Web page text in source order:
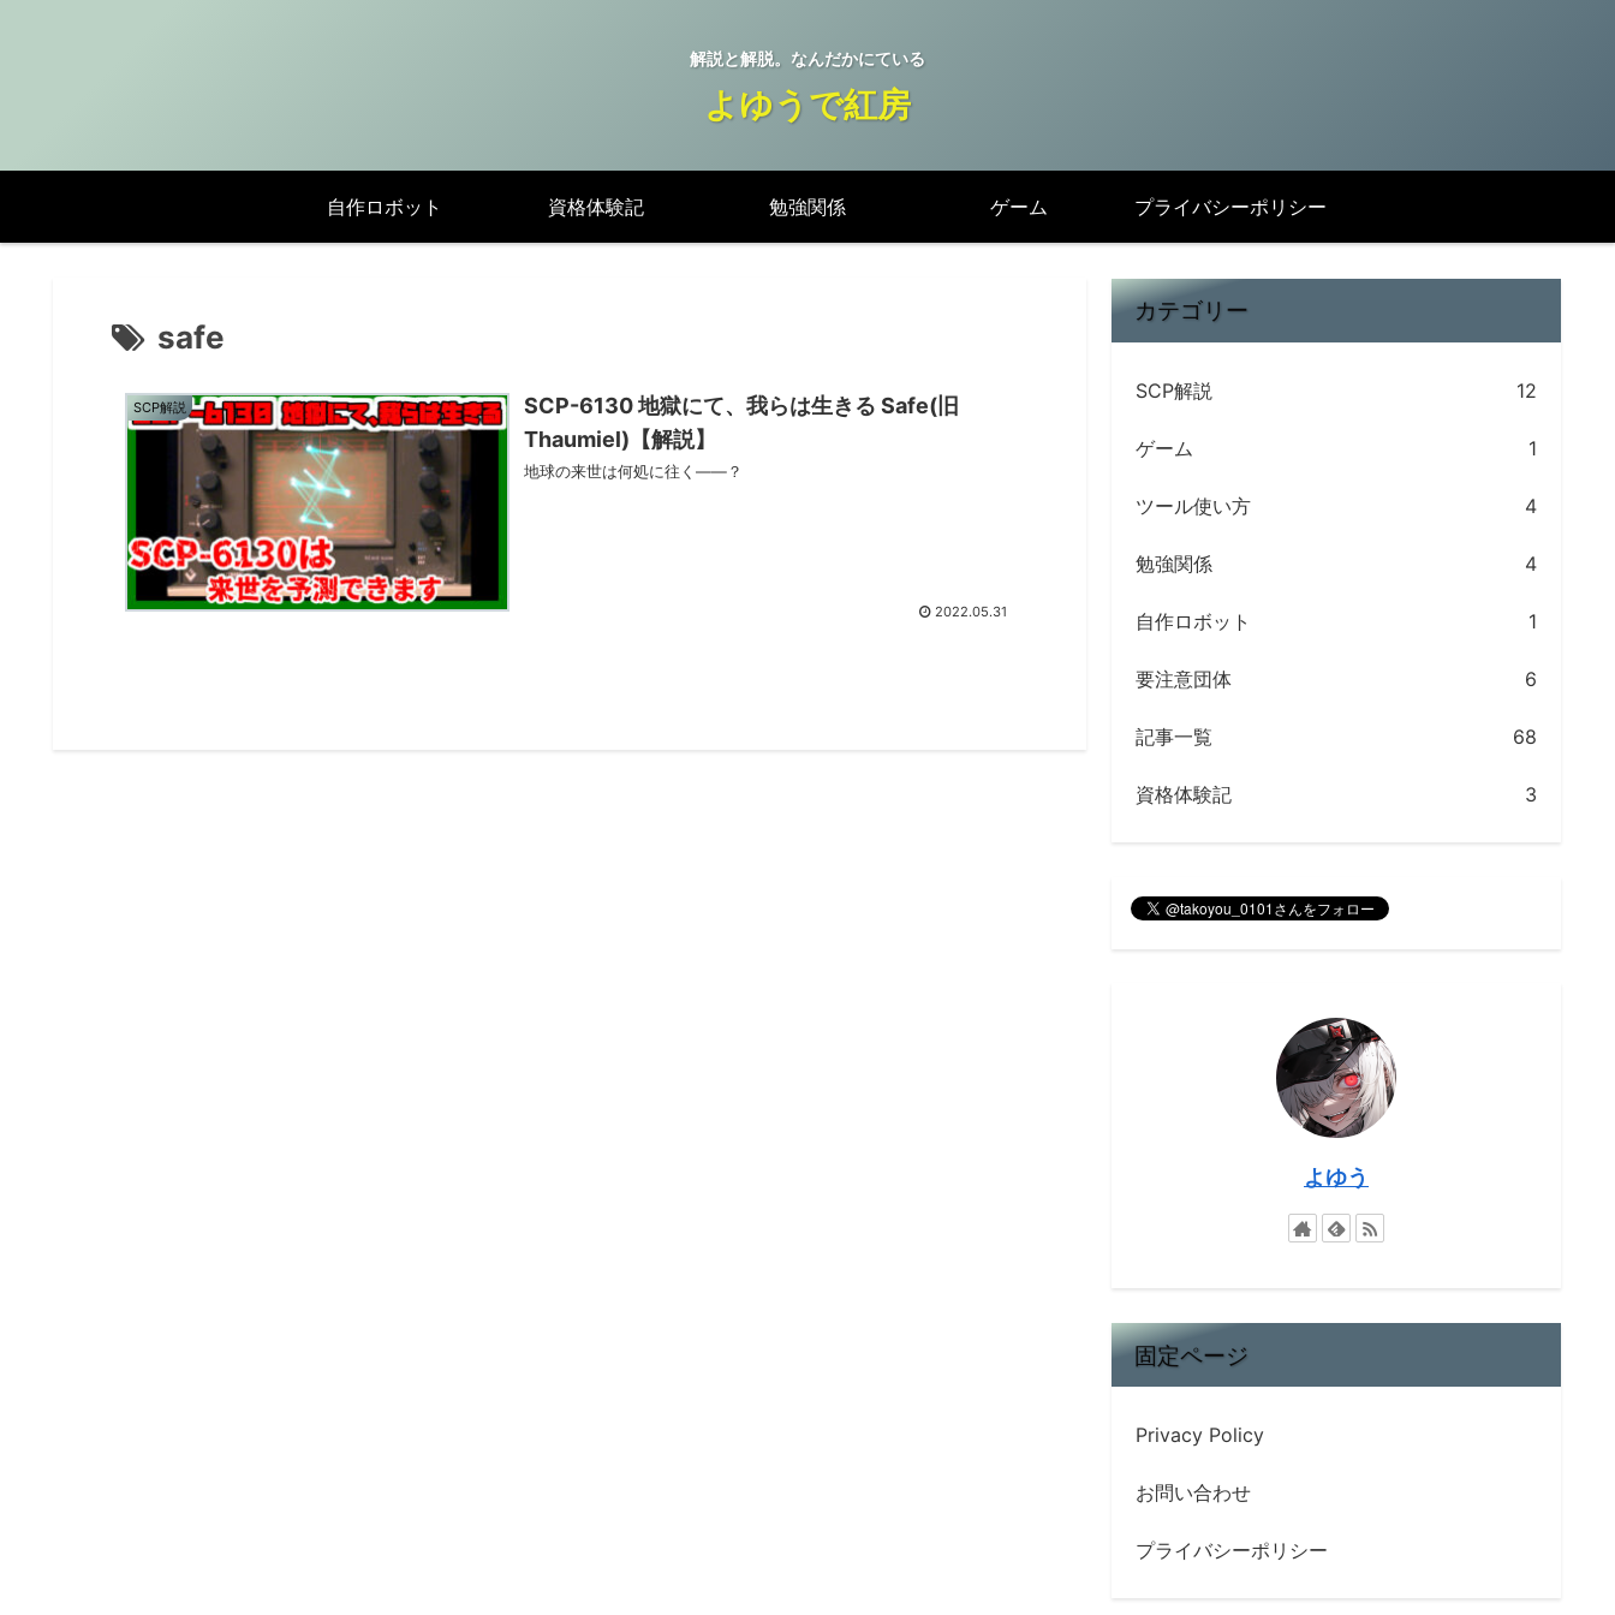
解説と解脱。なんだかにている
よゆうで紅房
自作ロボット 資格体験記 勉強関係 ゲーム プライバシーポリシー
safe
SCP解説
SCP-6130 地獄にて、我らは生きる Safe(旧
Thaumiel)【解説】
地球の来世は何処に往く――？
2022.05.31
カテゴリー
SCP解説 12
ゲーム 1
ツール使い方 4
勉強関係 4
自作ロボット 1
要注意団体 6
記事一覧 68
資格体験記 3
よゆう
固定ページ
Privacy Policy
お問い合わせ
プライバシーポリシー